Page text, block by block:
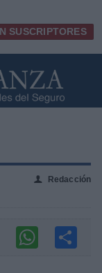
SUSCRIPTORES
👤 Redacción